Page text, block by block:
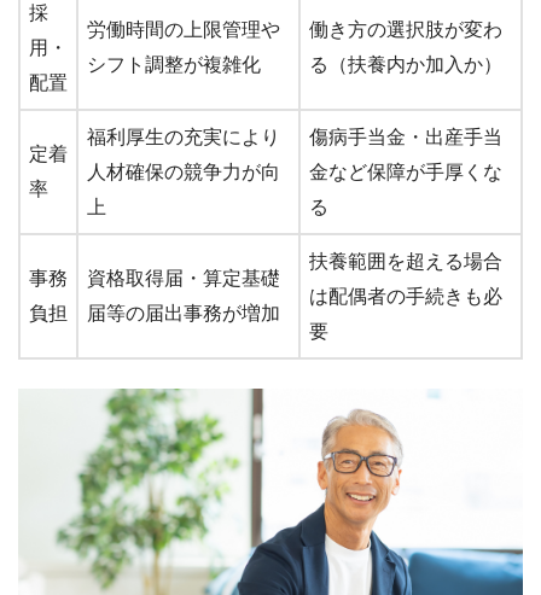
採
用・
配置
労働時間の上限管理や
シフト調整が複雑化
働き方の選択肢が変わ
る（扶養内か加入か）
定着
率
福利厚生の充実により
人材確保の競争力が向
上
傷病手当金・出産手当
金など保障が手厚くな
る
事務
負担
資格取得届・算定基礎
届等の届出事務が増加
扶養範囲を超える場合
は配偶者の手続きも必
要